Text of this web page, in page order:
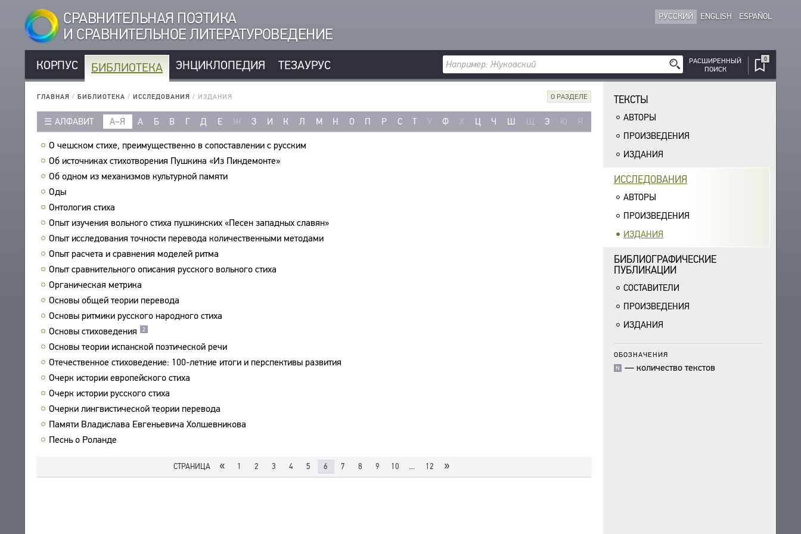
СРАВНИТЕЛЬНАЯ ПОЭТИКА
И СРАВНИТЕЛЬНОЕ ЛИТЕРАТУРОВЕДЕНИЕ
РУССКИЙ ENGLISH ESPAÑOL
КОРПУС БИБЛИОТЕКА ЭНЦИКЛОПЕДИЯ ТЕЗАУРУС
РАСШИРЕННЫЙ
ПОИСК
0
ГЛАВНАЯ / БИБЛИОТЕКА / ИССЛЕДОВАНИЯ / ИЗДАНИЯ О РАЗДЕЛЕ
АЛФАВИТ А–Я А Б В Г Д Е Ж З И К Л М Н О П Р С Т У Ф Х Ц Ч Ш Щ Э Ю Я
О чешском стихе, преимущественно в сопоставлении с русским
Об источниках стихотворения Пушкина «Из Пиндемонте»
Об одном из механизмов культурной памяти
Оды
Онтология стиха
Опыт изучения вольного стиха пушкинских «Песен западных славян»
Опыт исследования точности перевода количественными методами
Опыт расчета и сравнения моделей ритма
Опыт сравнительного описания русского вольного стиха
Органическая метрика
Основы общей теории перевода
Основы ритмики русского народного стиха
Основы стиховедения
2
Основы теории испанской поэтической речи
Отечественное стиховедение: 100-летние итоги и перспективы развития
Очерк истории европейского стиха
Очерк истории русского стиха
Очерки лингвистической теории перевода
Памяти Владислава Евгеньевича Холшевникова
Песнь о Роланде
СТРАНИЦА « 1 2 3 4 5 6 7 8 9 10 … 12 »
ТЕКСТЫ
АВТОРЫ
ПРОИЗВЕДЕНИЯ
ИЗДАНИЯ
ИССЛЕДОВАНИЯ
АВТОРЫ
ПРОИЗВЕДЕНИЯ
ИЗДАНИЯ
БИБЛИОГРАФИЧЕСКИЕ
ПУБЛИКАЦИИ
СОСТАВИТЕЛИ
ПРОИЗВЕДЕНИЯ
ИЗДАНИЯ
ОБОЗНАЧЕНИЯ
N — количество текстов
КОРПУС
РУССКОЯЗЫЧНЫЕ ПРОИЗВЕДЕНИЯ
ИНОЯЗЫЧНЫЕ ПРОИЗВЕДЕНИЯ
МЕТРИКА
СТРОФИКА
ЯЗЫКИ
РЕЧЕВЫЕ ФОРМЫ
ТИПЫ
КОЛИЧЕСТВО ПЕРЕВОДОВ
БИБЛИОТЕКА
ТЕКСТЫ
АВТОРЫ
ПРОИЗВЕДЕНИЯ
ИЗДАНИЯ
ИССЛЕДОВАНИЯ
АВТОРЫ
ПРОИЗВЕДЕНИЯ
БИБЛИОГРАФИЧЕСКИЕ ПУБЛИКАЦИИ
СОСТАВИТЕЛИ
ПРОИЗВЕДЕНИЯ
ИЗДАНИЯ
ЭНЦИКЛОПЕДИЯ
СЛОВНИК
ВСЕ БИОСПРАВКИ
ПОЭТЫ
ПЕРЕВОДЧИКИ
ИССЛЕДОВАТЕЛИ
ТЕЗАУРУС
СТРУКТУРА
УКАЗАТЕЛЬ ТЕРМИНОВ
ПОИСК
О ПРОЕКТЕ
КРАТКО О ПРОЕКТЕ
БИБЛИОТЕКА
ОБРАТНАЯ СВЯЗЬ
ПОЛЬЗОВАТЕЛЬСКОЕ СОГЛАШЕНИЕ